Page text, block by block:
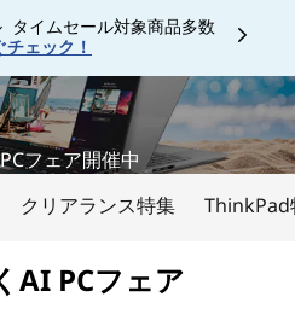
タイムセール対象商品多数
チェック！
Currently displaying item 1 of
フェア開催中
クリアランス特集 ThinkPad
AI PCフェア